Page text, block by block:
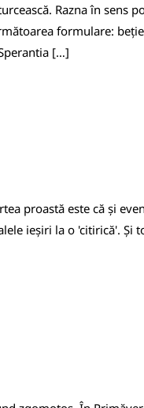
Razna în sens
formulare:
[…]
proastă este că și
ieșiri la o 'citirică'. Și